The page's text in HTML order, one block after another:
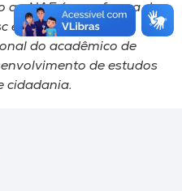
ao NAF é uma forma de
e a comunidade, de
do acadêmico de
de estudos
cidadania.